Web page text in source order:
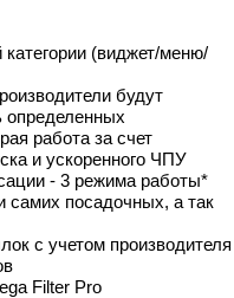
(виджет/меню/
будут
определенных
работа за счет
и ускоренного ЧПУ
- 3 режима работы*
посадочных, а так
с учетом производителя
Filter Pro